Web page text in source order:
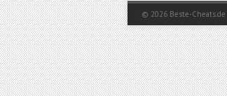
© 2026 Beste-Cheats.de